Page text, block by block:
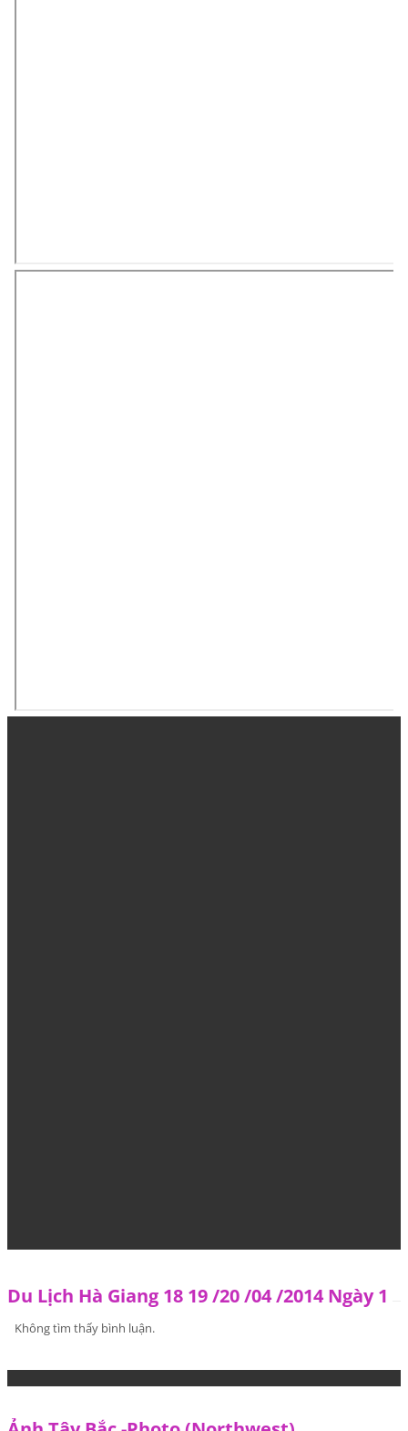
Du Lịch Hà Giang 18 19 /20 /04 /2014 Ngày 1
Không tìm thấy bình luận.